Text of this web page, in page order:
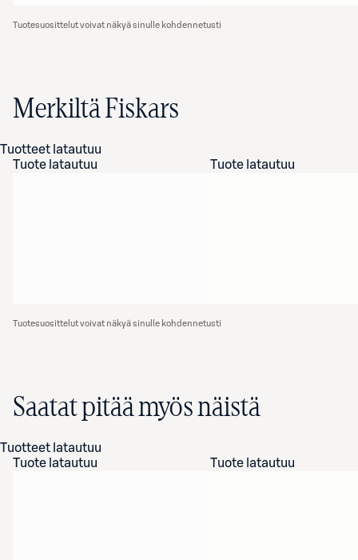
Tuotesuosittelut voivat näkyä sinulle kohdennetusti
Merkiltä Fiskars
Tuotteet latautuu
Tuote latautuu
Tuote latautuu
Tuotesuosittelut voivat näkyä sinulle kohdennetusti
Saatat pitää myös näistä
Tuotteet latautuu
Tuote latautuu
Tuote latautuu